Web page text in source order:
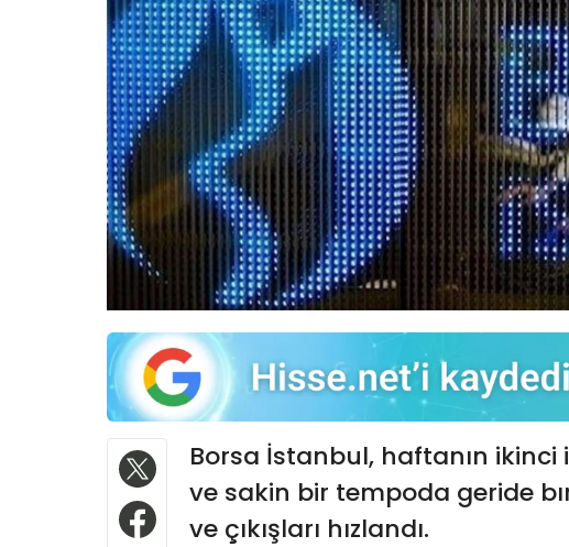
Borsa İstanbul, haftanın ikinci
ve sakin bir tempoda geride
ve çıkışları hızlandı.